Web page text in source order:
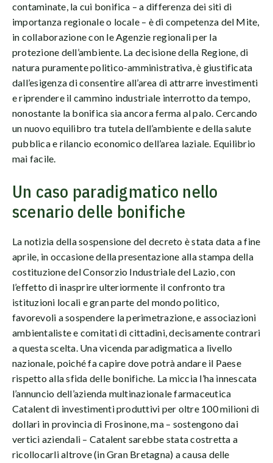
contaminate, la cui bonifica – a differenza dei siti di
importanza regionale o locale – è di competenza del Mite,
in collaborazione con le Agenzie regionali per la
protezione dell’ambiente. La decisione della Regione, di
natura puramente politico-amministrativa, è giustificata
dall’esigenza di consentire all’area di attrarre investimenti
e riprendere il cammino industriale interrotto da tempo,
nonostante la bonifica sia ancora ferma al palo. Cercando
un nuovo equilibro tra tutela dell’ambiente e della salute
pubblica e rilancio economico dell’area laziale. Equilibrio
mai facile.
Un caso paradigmatico nello
scenario delle bonifiche
La notizia della sospensione del decreto è stata data a fine
aprile, in occasione della presentazione alla stampa della
costituzione del Consorzio Industriale del Lazio, con
l’effetto di inasprire ulteriormente il confronto tra
istituzioni locali e gran parte del mondo politico,
favorevoli a sospendere la perimetrazione, e associazioni
ambientaliste e comitati di cittadini, decisamente contrari
a questa scelta. Una vicenda paradigmatica a livello
nazionale, poiché fa capire dove potrà andare il Paese
rispetto alla sfida delle bonifiche. La miccia l’ha innescata
l’annuncio dell’azienda multinazionale farmaceutica
Catalent di investimenti produttivi per oltre 100 milioni di
dollari in provincia di Frosinone, ma – sostengono dai
vertici aziendali – Catalent sarebbe stata costretta a
ricollocarli altrove (in Gran Bretagna) a causa delle